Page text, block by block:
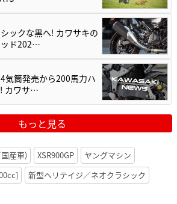
ックな黒へ! カワサキの
ッド202…
気筒発売から200馬力ハ
カワサ…
もっと見る
産車) XSR900GP
ヤングマシン
新型ヘリテイジ／ネオクラシック